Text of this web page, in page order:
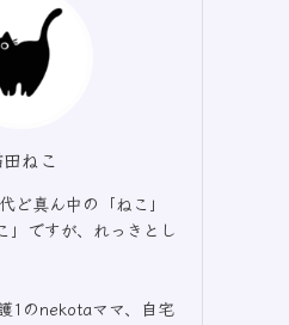
ねこ
ど真ん中の「ねこ」
」ですが、れっきとし
1のnekotaママ、自宅